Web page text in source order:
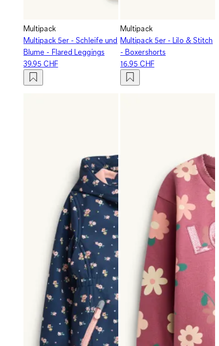
Multipack
Multipack 5er - Schleife und
Blume - Flared Leggings
39.95 CHF
Multipack
Multipack 5er - Lilo & Stitch
- Boxershorts
16.95 CHF